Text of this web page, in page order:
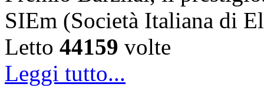
SIEm (Società Italiana di
Letto 44159 volte
Leggi tutto...